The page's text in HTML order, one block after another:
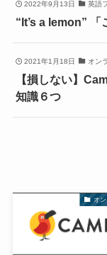
2022年9月13日 英語
“It’s a lemon”
2021年1月18日 オン
【損しない】
知識６つ
オ